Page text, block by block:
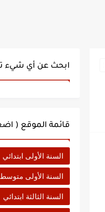
ابحث عن أي شيء
قائمة الموقع (
السنة الأولى ابتدائي
السنة الأولى متوسط
السنة الثالثة ابتدائي